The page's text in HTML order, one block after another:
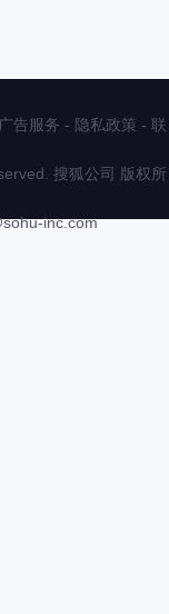
广告服务 - 隐私政策 - 联
搜狐公司 版权所
inc.com